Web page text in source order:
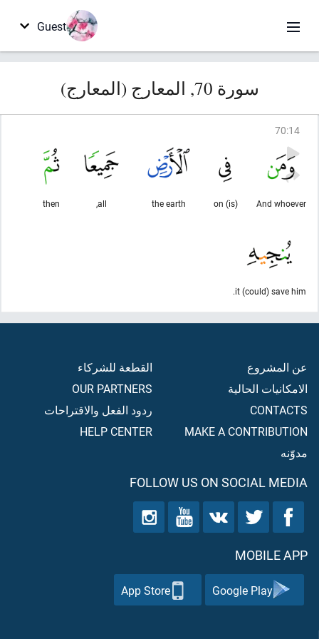
Guest
سورة 70, المعارج (المعارج)
70:14
And whoever
(is) on
the earth
all,
then
it (could) save him.
عن المشروع
الامكانيات الحالية
CONTACTS
MAKE A CONTRIBUTION
مدوّنه
القطعة للشركاء
OUR PARTNERS
ردود الفعل والاقتراحات
HELP CENTER
FOLLOW US ON SOCIAL MEDIA
MOBILE APP
Google Play
App Store